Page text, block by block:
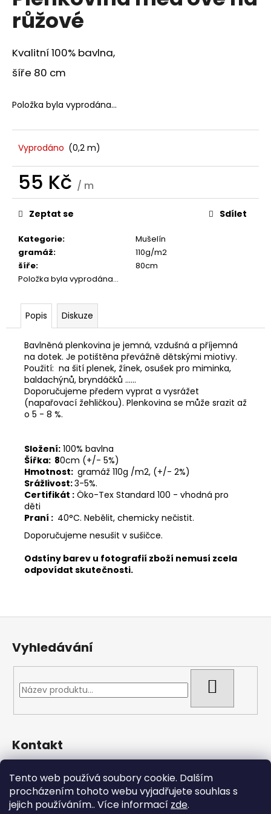
Tento web používá soubory cookie. Dalším
procházením tohoto webu vyjadřujete souhlas s
jejich používáním.. Více informací zde.
hvězdiček.
růžové
Kvalitní 100% bavlna,
šíře 80 cm
Položka byla vyprodána…
Vyprodáno (0,2 m)
55 Kč / m
Měrná
cena:
Kategorie:
Mušelín
gramáž:
110g/m2
šíře:
80cm
Položka byla vyprodána…
Zeptat se Sdílet
Popis Diskuze
Bavlněná plenkovina je jemná, vzdušná a příjemná
na dotek. Je potištěna převážně dětskými miotivy.
Použití: na šití plenek, žínek, osušek pro miminka,
baldachýnů, bryndáčků ......
Doporučujeme předem vyprat a vysrážet
(napařovací žehličkou). Plenkovina se může srazit až
o 5 - 8 %.
Složení: 100% bavlna
Šířka: 80cm (+/- 5%)
Hmotnost: gramáž 110g /m2, (+/- 2%)
Srážlivost:3-5%.
Certifikát : Öko-Tex Standard 100 - vhodná pro
děti
Praní : 40°C. Nebělit, chemicky nečistit.
Doporučujeme nesušit v sušičce.
Odstíny barev u fotografií zboží nemusí zcela
odpovídat skutečnosti.
a
j
í
t
?
o
p
o
u
č
u
m
Z
Vyhledávání
Kontakt
608866344
DIČ: CZ10827145